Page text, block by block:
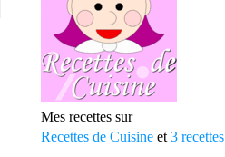
Mes recettes sur
Recettes de Cuisine et 3 recettes